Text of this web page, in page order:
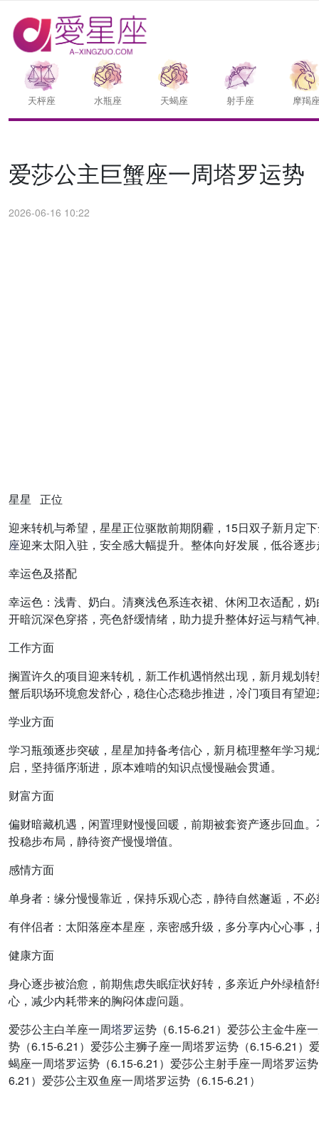
天枰座 水瓶座 天蝎座 射手座 摩羯
爱莎公主巨蟹座一周塔罗运势
2026-06-16 10:22
星星 正位
迎来转机与希望，星星正位驱散前期阴霾，15日双子新月定
座迎来太阳入驻，安全感大幅提升。整体向好发展，低谷逐
幸运色及搭配
幸运色：浅青、奶白。清爽浅色系连衣裙、休闲卫衣适配，
开暗沉深色穿搭，亮色舒缓情绪，助力提升整体好运与精气神
工作方面
搁置许久的项目迎来转机，新工作机遇悄然出现，新月规划
蟹后职场环境愈发舒心，稳住心态稳步推进，冷门项目有望
学业方面
学习瓶颈逐步突破，星星加持备考信心，新月梳理整年学习
启，坚持循序渐进，原本难啃的知识点慢慢融会贯通。
财富方面
偏财暗藏机遇，闲置理财慢慢回暖，前期被套资产逐步回血
投稳步布局，静待资产慢慢增值。
感情方面
单身者：缘分慢慢靠近，保持乐观心态，静待自然邂逅，不
有伴侣者：太阳落座本星座，亲密感升级，多分享内心心事
健康方面
身心逐步被治愈，前期焦虑失眠症状好转，多亲近户外绿植
心，减少内耗带来的胸闷体虚问题。
爱莎公主白羊座一周塔罗运势（6.15-6.21）爱莎公主金牛座
势（6.15-6.21）爱莎公主狮子座一周塔罗运势（6.15-6.21
蝎座一周塔罗运势（6.15-6.21）爱莎公主射手座一周塔罗运
6.21）爱莎公主双鱼座一周塔罗运势（6.15-6.21）